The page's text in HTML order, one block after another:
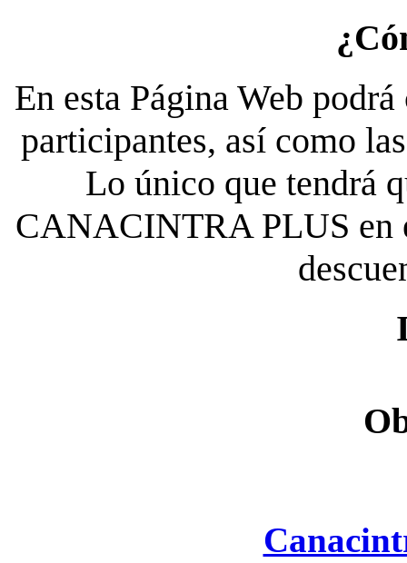
En esta Página Web
participantes, así como
Lo único que tendrá
CANACINTRA PLUS en